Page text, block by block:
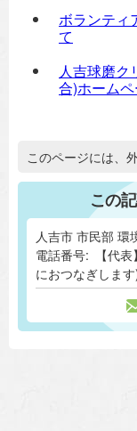
ボランティ
て
人吉球磨ク
合)ホーム
追加情報：外部
このページには、
この
人吉市 市民部 環
電話番号:
【代
におつなぎしま